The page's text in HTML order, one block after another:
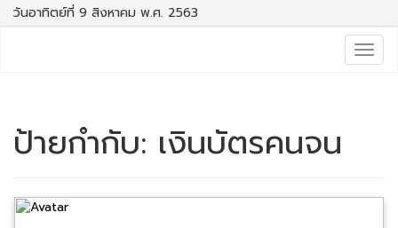
วันอาทิตย์ที่ 9 สิงหาคม พ.ศ. 2563
ป้ายกำกับ: เงินบัตรคนจน